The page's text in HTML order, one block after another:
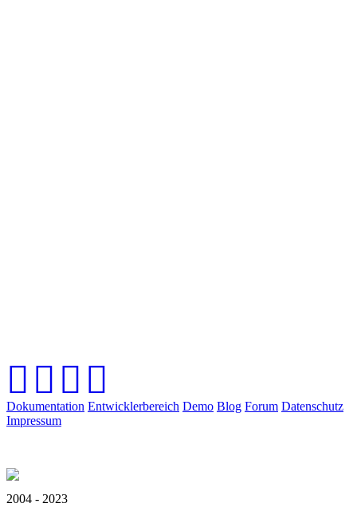
Dokumentation Entwicklerbereich Demo Blog Forum Datenschutz
Impressum
2004 - 2023